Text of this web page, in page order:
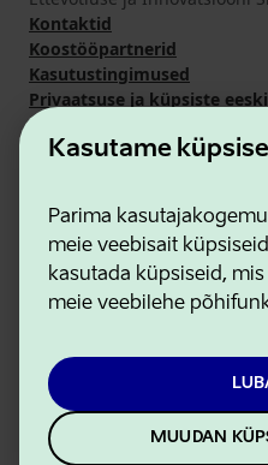
Kasutame
Parima
meie veebisait
kasutada küpsiseid,
meie veebilehe
MUUDAN
Kontaktid
Koostööpartnerid
Kasutustingimused
Privaatsuse ja küpsiste